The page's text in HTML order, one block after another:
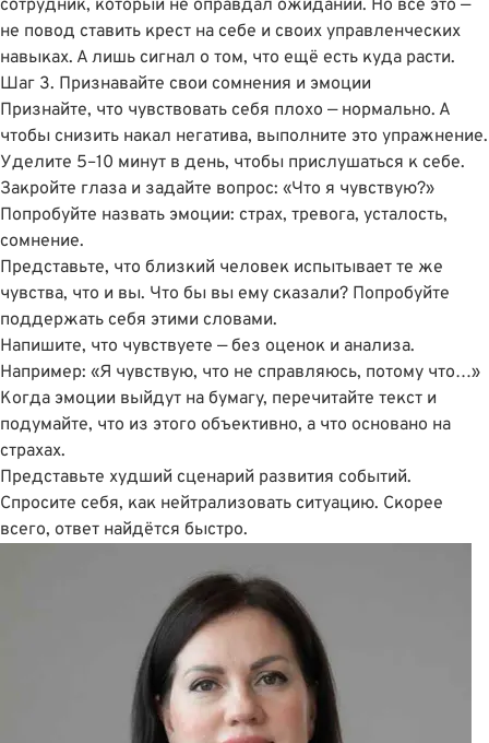
сотрудник, который не оправдал ожиданий. Но всë это —
не повод ставить крест на себе и своих управленческих
навыках. А лишь сигнал о том, что ещё есть куда расти.
Шаг 3. Признавайте свои сомнения и эмоции
Признайте, что чувствовать себя плохо — нормально. А
чтобы снизить накал негатива, выполните это упражнение.
Уделите 5–10 минут в день, чтобы прислушаться к себе.
Закройте глаза и задайте вопрос: «Что я чувствую?»
Попробуйте назвать эмоции: страх, тревога, усталость,
сомнение.
Представьте, что близкий человек испытывает те же
чувства, что и вы. Что бы вы ему сказали? Попробуйте
поддержать себя этими словами.
Напишите, что чувствуете — без оценок и анализа.
Например: «Я чувствую, что не справляюсь, потому что…»
Когда эмоции выйдут на бумагу, перечитайте текст и
подумайте, что из этого объективно, а что основано на
страхах.
Представьте худший сценарий развития событий.
Спросите себя, как нейтрализовать ситуацию. Скорее
всего, ответ найдётся быстро.